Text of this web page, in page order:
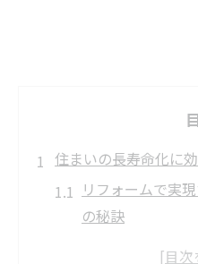
住まいの長寿命化に
リフォームで実
の秘訣
耐久性を高める